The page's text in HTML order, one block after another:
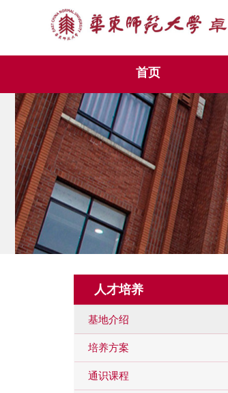
首页
人才培养
基地介绍
培养方案
通识课程